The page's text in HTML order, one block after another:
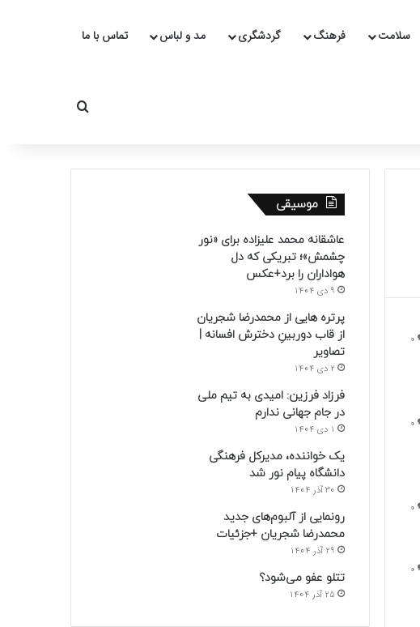
سلامت فرهنگ گردشگری مد و لباس تماس با ما
جستجو برای
0
0
0
0
موسیقی
عاشقانه محمد علیزاده برای «نور
چشمش»؛ تبریکی که دل
هواداران را برد+عکس
9 دی 1404
پرتره هایی از محمدرضا شجریان
از قاب دوربینِ دخترش افسانه |
تصاویر
2 دی 1404
فرزاد فرزین: امیدی به تیم ملی
در جام جهانی ندارم
1 دی 1404
یک خواننده، مدیرکل فرهنگی
دانشگاه پیام نور شد
30 آذر 1404
رونمایی از آلبوم‌های جدید
محمدرضا شجریان +جزئیات
29 آذر 1404
تتلو عفو می‌شود؟
25 آذر 1404